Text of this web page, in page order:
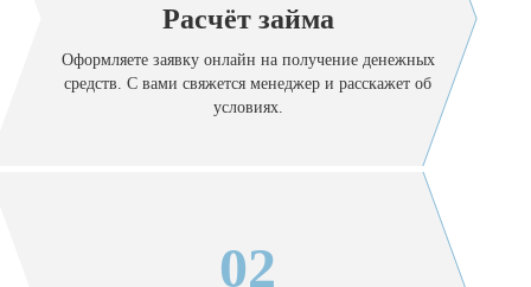
Расчёт займа
Оформляете заявку онлайн на получение денежных
средств. С вами свяжется менеджер и расскажет об
условиях.
02